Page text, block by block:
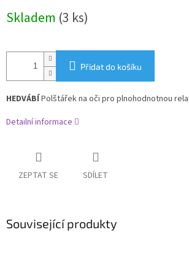
cena:
Skladem (3 ks)
Přidat do košíku
HEDVÁBÍPolštářek na oči pro plnohodnotnou
Detailní informace
ZEPTAT SE SDÍLET
Související produkty